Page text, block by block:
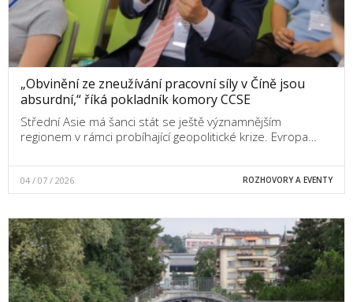
„Obvinění ze zneužívání pracovní síly v Číně jsou
absurdní,“ říká pokladník komory CCSE
Střední Asie má šanci stát se ještě významnějším
regionem v rámci probíhající geopolitické krize. Evropa…
04 / 07 / 2026 ROZHOVORY A EVENTY